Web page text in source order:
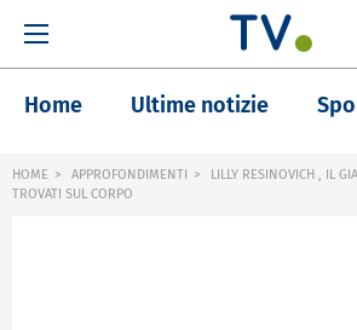
Home Ultime notizie
HOME APPROFONDIMENTI
LILLY RESINOVICH , IL
TROVATI SUL CORPO